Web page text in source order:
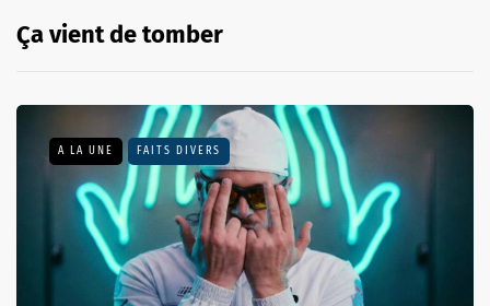
Ça vient de tomber
A LA UNE FAITS DIVERS